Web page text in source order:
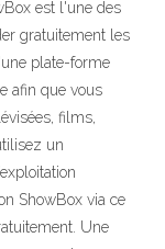
est l'une des
gratuitement les
plate-forme
afin que vous
films,
un
ShowBox via ce
Une